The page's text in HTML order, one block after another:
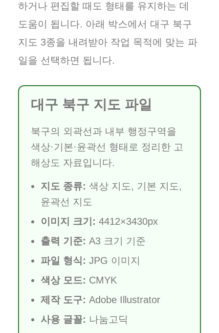
하거나 편집할 때도 형태를 유지하는 데
도움이 됩니다. 아래 박스에서 대구 북구
지도 3종을 내려받아 작업 목적에 맞는 파
일을 선택하면 됩니다.
대구 북구 지도 파일
북구의 외곽선과 내부 행정구역을
색상·기본·윤곽선 형태로 정리한 고
해상도 자료입니다.
지도 종류: 색상 지도, 기본 지도,
윤곽선 지도
이미지 크기: 4412×3430px
출력 기준: A3 크기 기준
파일 형식: JPG 이미지
색상 모드: CMYK
제작 도구: Adobe Illustrator
사용 글꼴: 나눔고딕